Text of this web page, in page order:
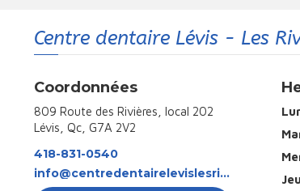
Centre dentaire Lévis - Les
Coordonnées
809 Route des Rivières, local 202
Lévis, Qc, G7A 2V2
418-831-0540
info@centredentairelevislesrivieres.com